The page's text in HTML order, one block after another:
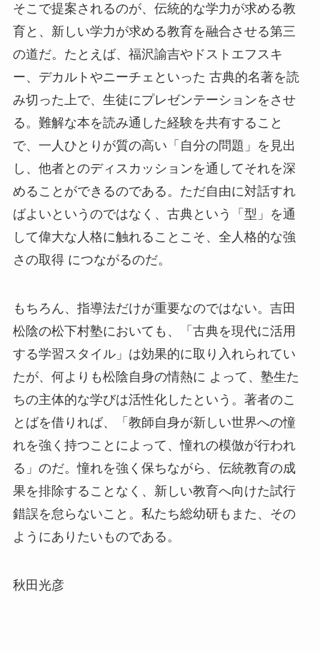
そこで提案されるのが、伝統的な学力が求める教
育と、新しい学力が求める教育を融合させる第三
の道だ。たとえば、福沢諭吉やドストエフスキ
ー、デカルトやニーチェといった 古典的名著を読
み切った上で、生徒にプレゼンテーションをさせ
る。難解な本を読み通した経験を共有すること
で、一人ひとりが質の高い「自分の問題」を見出
し、他者とのディスカッションを通してそれを深
めることができるのである。ただ自由に対話すれ
ばよいというのではなく、古典という「型」を通
して偉大な人格に触れることこそ、全人格的な強
さの取得 につながるのだ。
もちろん、指導法だけが重要なのではない。吉田
松陰の松下村塾においても、「古典を現代に活用
する学習スタイル」は効果的に取り入れられてい
たが、何よりも松陰自身の情熱に よって、塾生た
ちの主体的な学びは活性化したという。著者のこ
とばを借りれば、「教師自身が新しい世界への憧
れを強く持つことによって、憧れの模倣が行われ
る」のだ。憧れを強く保ちながら、伝統教育の成
果を排除することなく、新しい教育へ向けた試行
錯誤を怠らないこと。私たち総幼研もまた、その
ようにありたいものである。
秋田光彦